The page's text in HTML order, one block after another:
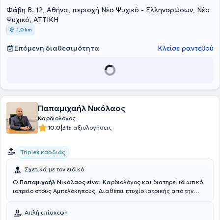
συνεργάτης των γιατρών SOS έχοντας αντιμετωπίσει άνω των
1000 επειγόντων περιστατικών. Τέλος, ο γιατρός υπήρξε Αργυρό
μέλος της Ευρωπαϊκής Εταιρείας Καρδιαγγειακής Απεικόνισης.
Φάβη Β. 12, Αθήνα, περιοχή Νέο Ψυχικό - Ελληνορώσων, Νέο
Ψυχικό, ΑΤΤΙΚΗ
1,0 km
Επόμενη διαθεσιμότητα Κλείσε ραντεβού
Παπαμιχαήλ Νικόλαος
Καρδιολόγος
10.0|315 αξιολογήσεις
Triplex καρδιάς
Σχετικά με τον ειδικό
Ο Παπαμιχαήλ Νικόλαος είναι Καρδιολόγος και διατηρεί ιδιωτικό
ιατρείο στους Αμπελόκηπους. Διαθέτει πτυχίο ιατρικής από την
Αθηνών και ειδικεύτηκε στην Καρδιολογία, στην Καρδιολογική
Κλινική του Νοσηλευτικού Ιδρύματος Μετοχικού Ταμείου του
Απλή επίσκεψη